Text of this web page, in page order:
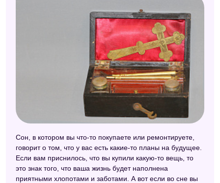
Модернистский сонник
Безымянный сонник
Сон, в котором вы что-то покупаете или ремонтируете,
говорит о том, что у вас есть какие-то планы на будущее.
Если вам приснилось, что вы купили какую-то вещь, то
это знак того, что ваша жизнь будет наполнена
приятными хлопотами и заботами. А вот если во сне вы